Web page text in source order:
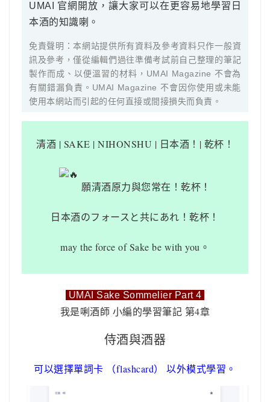
UMAI 官網開放，讓大家可以在更容易地學習日
本酒的知識喇。
免責聲明：本網站提供所有資料及參考資料只作一般資
訊及參考，僅從編輯們過往準備考試前自己整理的筆記
製作而成、以便溫習的材料，UMAI Magazine 不會為
有關錯漏負責。UMAI Magazine 不會因你使用或未能
使用本網站而引起的任何直接或間接損失而負責。
清酒 | SAKE | NIHONSHU | 日本酒！| 乾杯！
願清酒原力與您常在！乾杯！
日本酒のフォースと共にあれ！乾杯！
may the force of Sake be with you。
UMAI Sake Sommelier Part 4
我是唎酒師 小編的學習筆記 第4章
侍酒與酒器
可以選擇單詞卡 （flashcard） 以外模式學習。